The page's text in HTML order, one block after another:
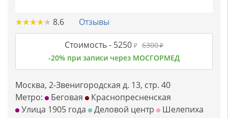
★★★★★
★★★★★ 8.6 Отзывы
Стоимость - 5250 ₽ 6300₽
-20% при записи через МОСГОРМЕД
Москва, 2-Звенигородская д. 13, стр. 40
Метро:
Беговая
Краснопресненская
Улица 1905 года
Деловой центр Шелепиха